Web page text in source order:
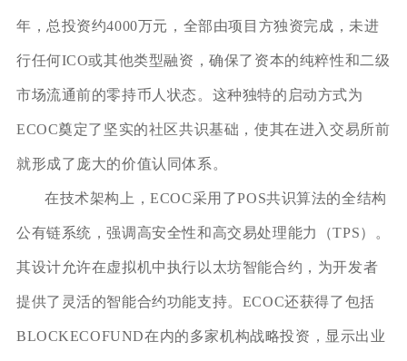
年，总投资约4000万元，全部由项目方独资完成，未进
行任何ICO或其他类型融资，确保了资本的纯粹性和二级
市场流通前的零持币人状态。这种独特的启动方式为
ECOC奠定了坚实的社区共识基础，使其在进入交易所前
就形成了庞大的价值认同体系。
在技术架构上，ECOC采用了POS共识算法的全结构
公有链系统，强调高安全性和高交易处理能力（TPS）。
其设计允许在虚拟机中执行以太坊智能合约，为开发者
提供了灵活的智能合约功能支持。ECOC还获得了包括
BLOCKECOFUND在内的多家机构战略投资，显示出业